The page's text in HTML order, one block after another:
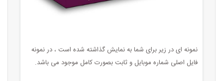
نمونه ای در زیر برای شما به نمایش گذاشته شده است ، در نمونه
فایل اصلی شماره موبایل و ثابت بصورت کامل موجود می باشد.